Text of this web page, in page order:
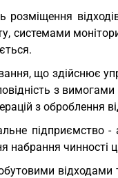
системами
що здійснює
з вимогами
з оброблення
підприємство -
набрання чинності